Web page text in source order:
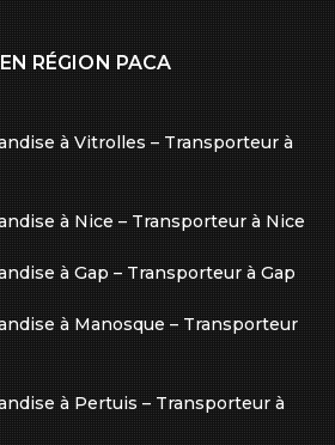
RÉGION PACA
à Vitrolles – Transporteur à
à Nice – Transporteur à Nice
à Gap – Transporteur à Gap
à Manosque – Transporteur
à Pertuis – Transporteur à